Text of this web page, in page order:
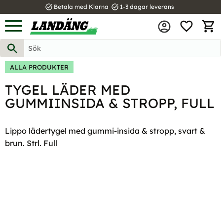
Meny
task_alt Betala med Klarna task_alt 1-3 dagar leverans
ALLA PRODUKTER
TYGEL LÄDER MED
GUMMIINSIDA & STROPP, FULL
Lippo lädertygel med gummi-insida & stropp, svart &
brun. Strl. Full